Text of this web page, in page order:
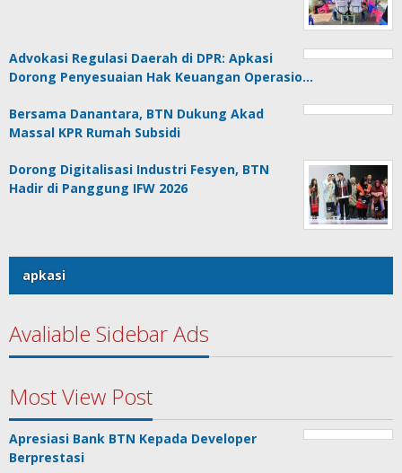
Advokasi Regulasi Daerah di DPR: Apkasi
Dorong Penyesuaian Hak Keuangan Operasio…
Bersama Danantara, BTN Dukung Akad
Massal KPR Rumah Subsidi
Dorong Digitalisasi Industri Fesyen, BTN
Hadir di Panggung IFW 2026
apkasi
Avaliable Sidebar Ads
Most View Post
Apresiasi Bank BTN Kepada Developer
Berprestasi